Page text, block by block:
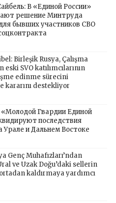
В «Единой России»
решение Минтруда
бывших участников СВО
Birleşik Rusya, Çalışma
eski SVO katılımcılarının
edinme sürecini
kararını destekliyor
Гвардии Единой
последствия
Урале и Дальнем Востоке
Genç Muhafızları’ndan
ve Uzak Doğu’daki sellerin
kaldırmaya yardımcı